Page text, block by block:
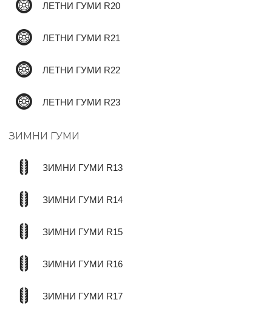
ЛЕТНИ ГУМИ R20
ЛЕТНИ ГУМИ R21
ЛЕТНИ ГУМИ R22
ЛЕТНИ ГУМИ R23
ЗИМНИ ГУМИ
ЗИМНИ ГУМИ R13
ЗИМНИ ГУМИ R14
ЗИМНИ ГУМИ R15
ЗИМНИ ГУМИ R16
ЗИМНИ ГУМИ R17